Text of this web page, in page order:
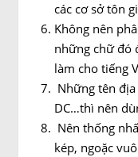
các cơ sở tôn
Không nên
những chữ đó
làm cho tiếng
Những tên
DC…thì nên
Nên thống
kép, ngoặc